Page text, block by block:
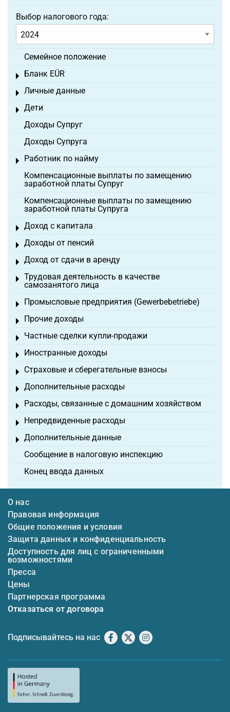
Выбор налогового года:
Семейное положение
Бланк EÜR
Toggle menu
Личные данные
Toggle menu
Дети
Toggle menu
Доходы Супруг
Доходы Супруга
Работник по найму
Toggle menu
Компенсационные выплаты по замещению
заработной платы Супруг
Компенсационные выплаты по замещению
заработной платы Супруга
Доход с капитала
Toggle menu
Доходы от пенсий
Toggle menu
Доход от сдачи в аренду
Toggle menu
Трудовая деятельность в качестве
самозанятого лица
Toggle menu
Промысловые предприятия (Gewerbebetriebe)
Toggle menu
Прочие доходы
Toggle menu
Частные сделки купли-продажи
Toggle menu
Иностранные доходы
Toggle menu
Страховые и сберегательные взносы
Toggle menu
Дополнительные расходы
Toggle menu
Расходы, связанные с домашним хозяйством
Toggle menu
Непредвиденные расходы
Toggle menu
Дополнительные данные
Toggle menu
Сообщение в налоговую инспекцию
Конец ввода данных
О нас
Правовая информация
Общие положения и условия
Защита данных и конфиденциальность
Доступность для лиц с ограниченными
возможностями
Пресса
Цены
Партнерская программа
Отказаться от договора
Подписывайтесь на нас Facebook
X Instagram